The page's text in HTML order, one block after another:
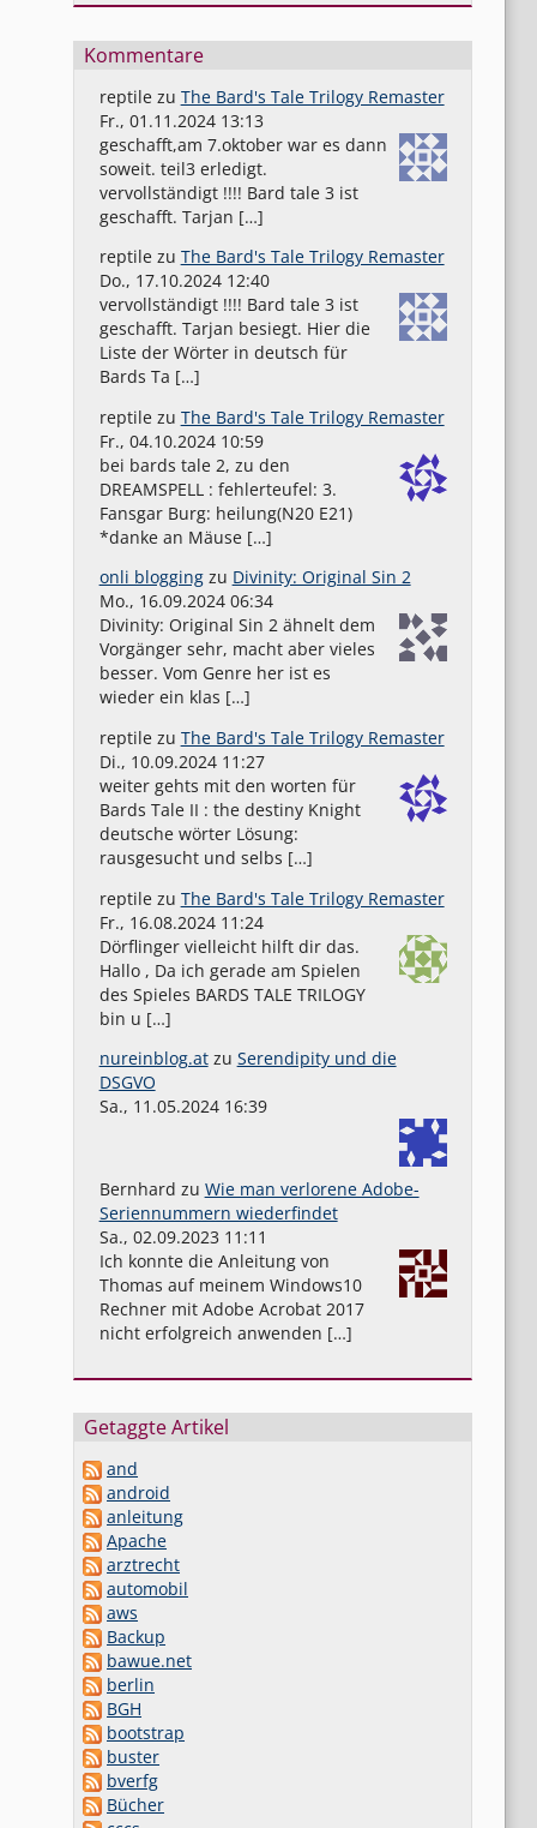
Kommentare
reptilezu The Bard's Tale Trilogy Remaster
Fr., 01.11.2024 13:13
geschafft,am 7.oktober war es dann
soweit. teil3 erledigt.
vervollständigt !!!! Bard tale 3 ist
geschafft. Tarjan […]
reptilezu The Bard's Tale Trilogy Remaster
Do., 17.10.2024 12:40
vervollständigt !!!! Bard tale 3 ist
geschafft. Tarjan besiegt. Hier die
Liste der Wörter in deutsch für
Bards Ta […]
reptilezu The Bard's Tale Trilogy Remaster
Fr., 04.10.2024 10:59
bei bards tale 2, zu den
DREAMSPELL : fehlerteufel: 3.
Fansgar Burg: heilung(N20 E21)
*danke an Mäuse […]
onli bloggingzu Divinity: Original Sin 2
Mo., 16.09.2024 06:34
Divinity: Original Sin 2 ähnelt dem
Vorgänger sehr, macht aber vieles
besser. Vom Genre her ist es
wieder ein klas […]
reptilezu The Bard's Tale Trilogy Remaster
Di., 10.09.2024 11:27
weiter gehts mit den worten für
Bards Tale II : the destiny Knight
deutsche wörter Lösung:
rausgesucht und selbs […]
reptilezu The Bard's Tale Trilogy Remaster
Fr., 16.08.2024 11:24
Dörflinger vielleicht hilft dir das.
Hallo , Da ich gerade am Spielen
des Spieles BARDS TALE TRILOGY
bin u […]
nureinblog.atzu Serendipity und die
DSGVO
Sa., 11.05.2024 16:39
Bernhard zu Wie man verlorene Adobe-
Seriennummern wiederfindet
Sa., 02.09.2023 11:11
Ich konnte die Anleitung von
Thomas auf meinem Windows10
Rechner mit Adobe Acrobat 2017
nicht erfolgreich anwenden […]
Getaggte Artikel
and
android
anleitung
Apache
arztrecht
automobil
aws
Backup
bawue.net
berlin
BGH
bootstrap
buster
bverfg
Bücher